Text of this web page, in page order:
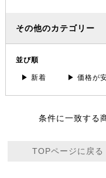
その他のカテゴリー
並び順
▶ 新着 ▶ 価格が
条件に一致する
TOPページに戻る